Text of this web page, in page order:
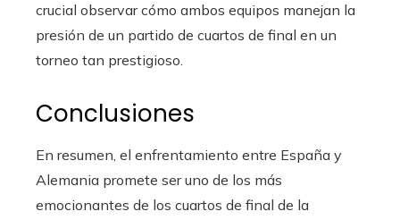
crucial observar cómo ambos equipos manejan la
presión de un partido de cuartos de final en un
torneo tan prestigioso.
Conclusiones
En resumen, el enfrentamiento entre España y
Alemania promete ser uno de los más
emocionantes de los cuartos de final de la